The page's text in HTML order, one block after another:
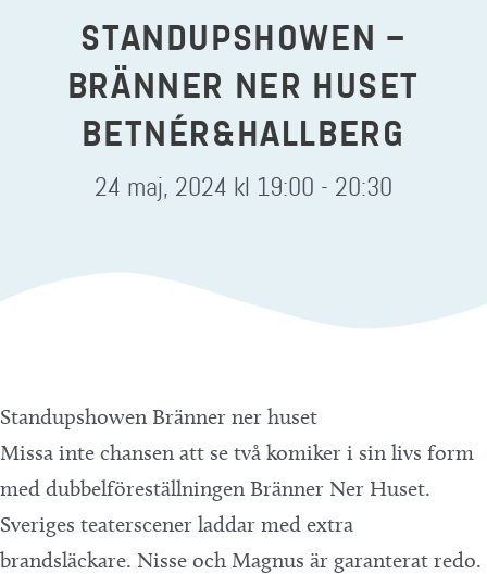
STANDUPSHOWEN –
BRÄNNER NER HUSET
BETNÉR&HALLBERG
24 maj, 2024 kl 19:00 - 20:30
Standup­showen Bränner ner huset
Missa inte chansen att se två komiker i sin livs form
med dubbelföreställningen Bränner Ner Huset.
Sveriges teaterscener laddar med extra
brandsläckare. Nisse och Magnus är garanterat redo.